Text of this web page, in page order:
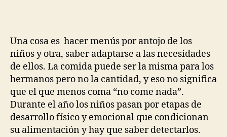
Una cosa es hacer menús por antojo de los
niños y otra, saber adaptarse a las necesidades
de ellos. La comida puede ser la misma para los
hermanos pero no la cantidad, y eso no significa
que el que menos coma “no come nada”.
Durante el año los niños pasan por etapas de
desarrollo físico y emocional que condicionan
su alimentación y hay que saber detectarlos.